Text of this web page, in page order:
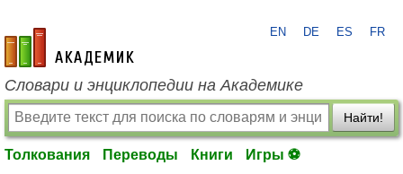
academic.ru
EN DE ES FR
Словари и энциклопедии на Академике
Найти!
Толкования Переводы Книги Игры ⚽